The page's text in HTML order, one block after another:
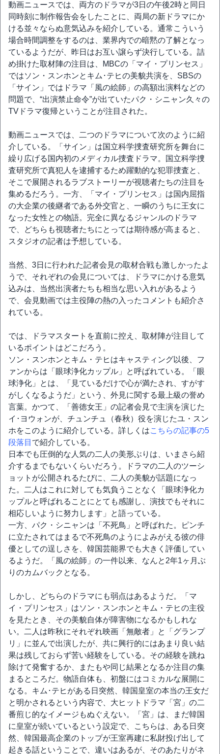
動画ニュースでは、両方のドラマが3日の午後2時と同日
同時刻に制作報告会をしたことに、両局の新ドラマにか
ける並々ならぬ意気込みを紹介している。通常こういう
場合時間調整をするのは、業界内での暗黙の了解となっ
ているようだが、昨日はお互い譲らず決行している。詰
め掛けた取材陣の注目は、MBCの「マイ・プリンセス」
ではソン・スンホンとキム･テヒの美貌共演を、SBSの
「サイン」ではドラマ「風の絵師」の高額出演料などの
問題で、“出演禁止命令”が出ていたパク・シニャン久々の
TVドラマ復帰ということが注目された。
動画ニュースでは、二つのドラマについて次のように紹
介している。「サイン」は国立科学捜査研究所を舞台に
繰り広げる国内初のメディカル捜査ドラマ。国立科学捜
査研究所で真犯人を逮捕するため躍動的な犯罪捜査と、
そこで展開されるラブストーリーが視聴者たちの注目を
集めるだろう。一方、「マイ・プリンセス」は国内屈指
の大企業の後継者である外交官と、一瞬のうちに王女に
なった女性との物語。完全に異なるジャンルのドラマ
で、どちらも視聴者たちにとっては期待感が高まると、
スタジオの記者は予想している。
当然、3日に行われた記者会見の取材合戦も激しかったよ
うで、それぞれの会見については、ドラマにかける意気
込みは、当然出演者たちも相当な思い入れがあるよう
で、会見動画では主役陣の熱の入ったコメントも紹介さ
れている。
では、ドラマスタートを直前に控え、取材陣が注目して
いるポイントはどこだろう。
ソン・スンホンとキム・テヒはキャスティング以後、フ
ァンからは「眼球浄化カップル」と呼ばれている。「眼
球浄化」とは、「見ているだけで心が満たされ、すがす
がしくなるようだ」という、外見に関する最上級の誉め
言葉。かつて、「善徳女王」の記者会見で主演を演じた
イ･ヨウォンが、チュンチュ（春秋）役を演じたユ・スン
ホをこのように紹介している。詳しくはこちらの記事の5
段落目 で紹介している。
日本でも圧倒的な人気の二人の美形ぶりは、いまさら紹
介するまでもないくらいだろう。ドラマの二人のツーシ
ョットが公開されるたびに、二人の美貌が話題になっ
た。二人はこれに対しても気負うことなく「眼球浄化カ
ップルと呼ばれることにとても感謝し、演技でもそれに
相応しいように努力します」と語っている。
一方、パク・シニャンは「不死鳥」と呼ばれた。ピンチ
に立たされてはまるで不死鳥のようによみがえる彼の俳
優としての逞しさを、韓国芸能界でも大きく評価してい
るようだ。「風の絵師」の一件以来、なんと2年1ヶ月ぶ
りのカムバックとなる。
しかし、どちらのドラマにも弱点はあるようだ。「マ
イ・プリンセス」はソン・スンホンとキム・テヒの主役
を見たとき、その美貌自体が障害物になるかもしれな
い。二人は昨秋にそれぞれ映画「無敵者」と「グランプ
リ」に並んで出演したが、共に興行的にはあまり良い結
果は残しておらず苦い経験をしている。その経験を跳ね
除けて発奮するか、またもや同じ結果となるか注目の集
まるところだ。物語自体も、初盤にはコミカルな展開に
なる。キム･テヒがある日突然、韓国皇室の本当の王女だ
と明かされるという内容で、大ヒットドラマ「宮」の二
番煎じ的なイメージもぬぐえない。「宮」は、まだ韓国
に皇室が続いているという設定で、こちらは、ある日突
然、韓国最高企業のトップが王室再建に私財投げ出して
起きる話ということで、違いはあるが、そのあたりがネ